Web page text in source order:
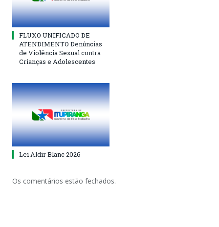
FLUXO UNIFICADO DE
ATENDIMENTO Denúncias
de Violência Sexual contra
Crianças e Adolescentes
Lei Aldir Blanc 2026
Os comentários estão fechados.